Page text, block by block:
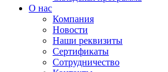
О нас
Компания
Новости
Наши реквизиты
Сертификаты
Сотрудничество